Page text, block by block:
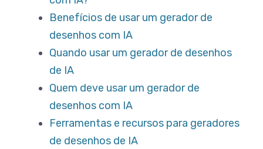
Benefícios de usar um gerador de
desenhos com IA
Quando usar um gerador de desenhos
de IA
Quem deve usar um gerador de
desenhos com IA
Ferramentas e recursos para geradores
de desenhos de IA